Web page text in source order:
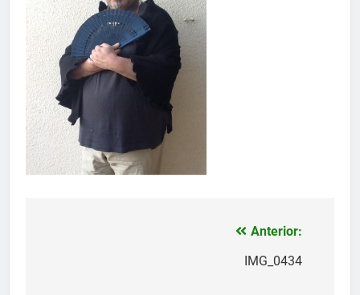
Anterior:
IMG_0434